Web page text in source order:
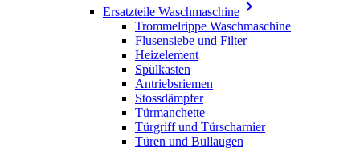
Ersatzteile Waschmaschine 
Trommelrippe Waschmaschine
Flusensiebe und Filter
Heizelement
Spülkasten
Antriebsriemen
Stossdämpfer
Türmanchette
Türgriff und Türscharnier
Türen und Bullaugen